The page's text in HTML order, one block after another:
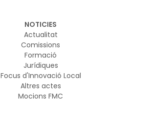
NOTICIES
Actualitat
Comissions
Formació
Jurídiques
Focus d'Innovació Local
Altres actes
Mocions FMC